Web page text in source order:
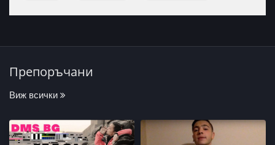
Препоръчани
Виж всички